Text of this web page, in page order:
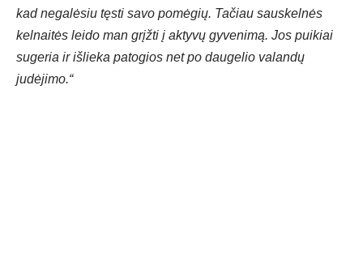
kad negalėsiu tęsti savo pomėgių. Tačiau sauskelnės
kelnaitės leido man grįžti į aktyvų gyvenimą. Jos puikiai
sugeria ir išlieka patogios net po daugelio valandų
judėjimo.“